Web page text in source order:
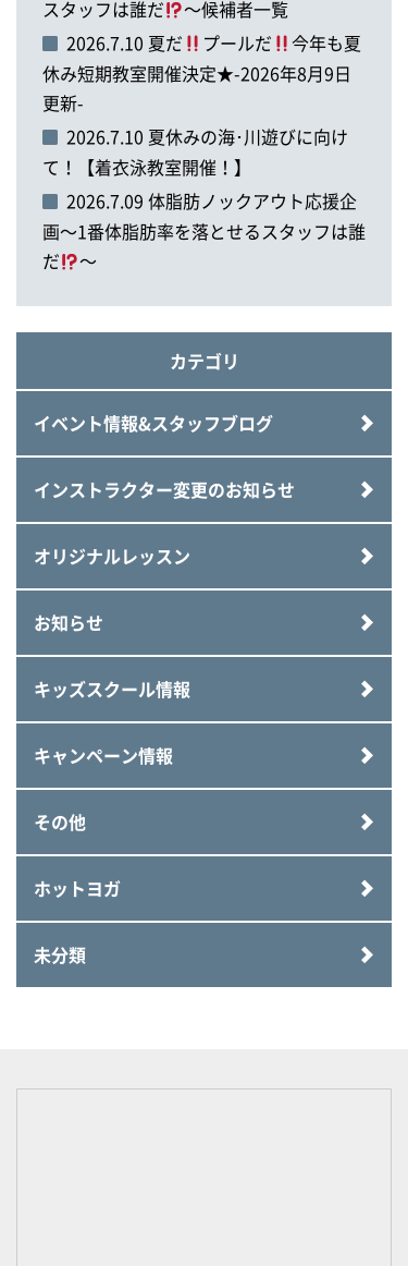
スタッフは誰だ
～候補者一覧
2026.7.10 夏だ
プールだ
今年も夏
休み短期教室開催決定★-2026年8月9日
更新-
2026.7.10 夏休みの海･川遊びに向け
て！【着衣泳教室開催！】
2026.7.09 体脂肪ノックアウト応援企
画～1番体脂肪率を落とせるスタッフは誰
だ
～
カテゴリ
イベント情報&スタッフブログ
インストラクター変更のお知らせ
オリジナルレッスン
お知らせ
キッズスクール情報
キャンペーン情報
その他
ホットヨガ
未分類